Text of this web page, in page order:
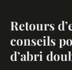
Retours
conseils
d’abri